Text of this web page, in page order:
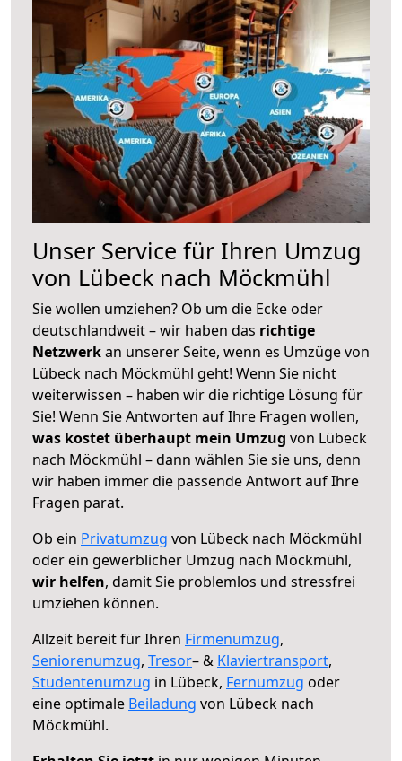
Unser Service für Ihren Umzug
von Lübeck nach Möckmühl
Sie wollen umziehen? Ob um die Ecke oder
deutschlandweit – wir haben das richtige
Netzwerkan unserer Seite, wenn es Umzüge von
Lübeck nach Möckmühl geht! Wenn Sie nicht
weiterwissen – haben wir die richtige Lösung für
Sie! Wenn Sie Antworten auf Ihre Fragen wollen,
was kostet überhaupt mein Umzug von Lübeck
nach Möckmühl – dann wählen Sie sie uns, denn
wir haben immer die passende Antwort auf Ihre
Fragen parat.
Ob ein Privatumzug von Lübeck nach Möckmühl
oder ein gewerblicher Umzug nach Möckmühl,
wir helfen, damit Sie problemlos und stressfrei
umziehen können.
Allzeit bereit für Ihren Firmenumzug,
Seniorenumzug, Tresor– & Klaviertransport,
Studentenumzug in Lübeck, Fernumzug oder
eine optimale Beiladung von Lübeck nach
Möckmühl.